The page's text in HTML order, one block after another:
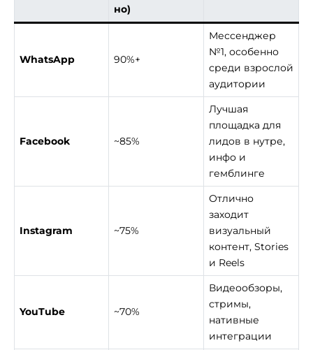
но)
WhatsApp 90%+
Мессенджер
№1, особенно
среди взрослой
аудитории
Facebook ~85%
Лучшая
площадка для
лидов в нутре,
инфо и
гемблинге
Instagram ~75%
Отлично
заходит
визуальный
контент, Stories
и Reels
YouTube ~70%
Видеообзоры,
стримы,
нативные
интеграции